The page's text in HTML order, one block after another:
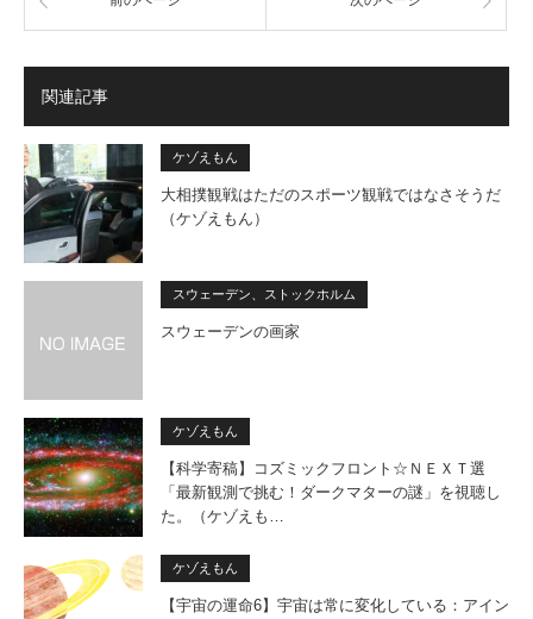
関連記事
ケゾえもん
大相撲観戦はただのスポーツ観戦ではなさそうだ
（ケゾえもん）
スウェーデン、ストックホルム
スウェーデンの画家
ケゾえもん
【科学寄稿】コズミックフロント☆ＮＥＸＴ選
「最新観測で挑む！ダークマターの謎」を視聴し
た。（ケゾえも…
ケゾえもん
【宇宙の運命6】宇宙は常に変化している：アイン